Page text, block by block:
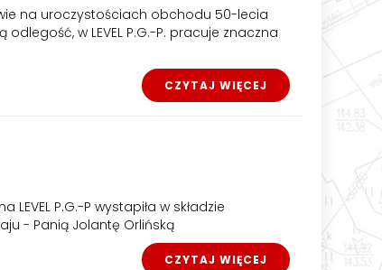
na uroczystościach obchodu 50-lecia
w LEVEL P.G.-P. pracuje znaczna
CZYTAJ WIĘCEJ
P.G.-P wystapiła w składzie
- Panią Jolantę Orlińską
CZYTAJ WIĘCEJ